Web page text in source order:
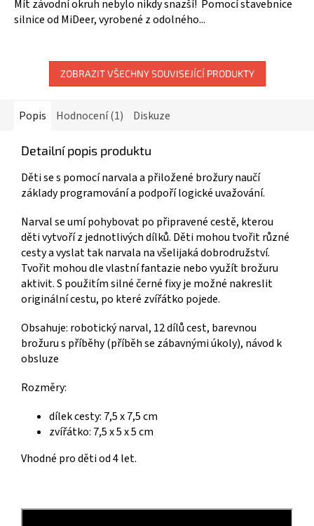
Mít závodní okruh nebylo nikdy snazší! Pomocí stavebnice
silnice od MiDeer, vyrobené z odolného...
ZOBRAZIT VŠECHNY SOUVISEJÍCÍ PRODUKTY
Popis Hodnocení (1) Diskuze
Detailní popis produktu
Děti se s pomocí narvala a přiložené brožury naučí
základy programování a podpoří logické uvažování.
Narval se umí pohybovat po připravené cestě, kterou
děti vytvoří z jednotlivých dílků. Děti mohou tvořit různé
cesty a vyslat tak narvala na všelijaká dobrodružství.
Tvořit mohou dle vlastní fantazie nebo využít brožuru
aktivit. S použitím silné černé fixy je možné nakreslit
originální cestu, po které zvířátko pojede.
Obsahuje: robotický narval, 12 dílů cest, barevnou
brožuru s příběhy (příběh se zábavnými úkoly), návod k
obsluze
Rozměry:
dílek cesty: 7,5 x 7,5 cm
zvířátko: 7,5 x 5 x 5 cm
Vhodné pro děti od 4 let.